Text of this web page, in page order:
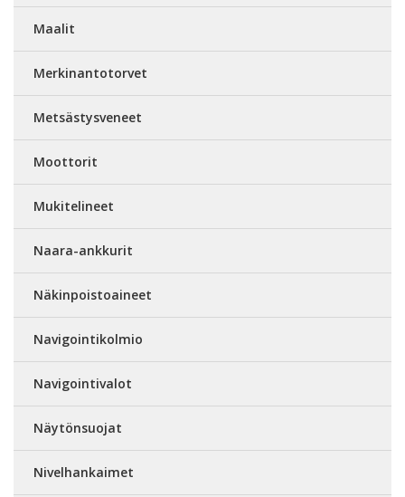
Maalit
Merkinantotorvet
Metsästysveneet
Moottorit
Mukitelineet
Naara-ankkurit
Näkinpoistoaineet
Navigointikolmio
Navigointivalot
Näytönsuojat
Nivelhankaimet